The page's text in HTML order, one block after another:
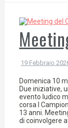
19 Febbraio
Domenica 10
Due iniziative,
evento ludico
corsa I
13 anni.
di coinvolgere